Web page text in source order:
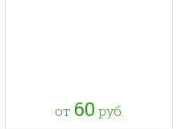
от 60 руб.